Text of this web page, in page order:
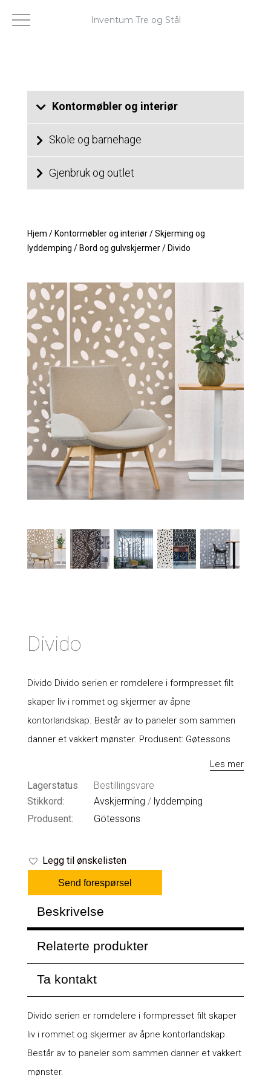
Kontormøbler og interiør
Skole og barnehage
Gjenbruk og outlet
Hjem / Kontormøbler og interiør / Skjerming og
lyddemping / Bord og gulvskjermer /Divido
Divido
Divido Divido serien er romdelere i formpresset filt
skaper liv i rommet og skjermer av åpne
kontorlandskap. Består av to paneler som sammen
danner et vakkert mønster. Produsent: Gøtessons
Les mer
Lagerstatus
Bestillingsvare
Stikkord:
Avskjerming / lyddemping
Produsent:
Götessons
Legg til ønskelisten
Send forespørsel
Beskrivelse
Relaterte produkter
Ta kontakt
Divido serien er romdelere i formpresset filt skaper
liv i rommet og skjermer av åpne kontorlandskap.
Består av to paneler som sammen danner et vakkert
mønster.
Inventum Tre og Stål